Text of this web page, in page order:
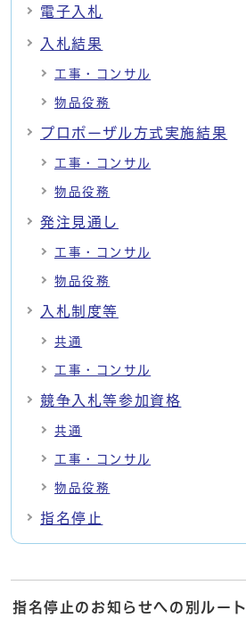
電子入札
入札結果
工事・コンサル
物品役務
プロポーザル方式実施結果
工事・コンサル
物品役務
発注見通し
工事・コンサル
物品役務
入札制度等
共通
工事・コンサル
競争入札等参加資格
共通
工事・コンサル
物品役務
指名停止
指名停止のお知らせへの別ルート